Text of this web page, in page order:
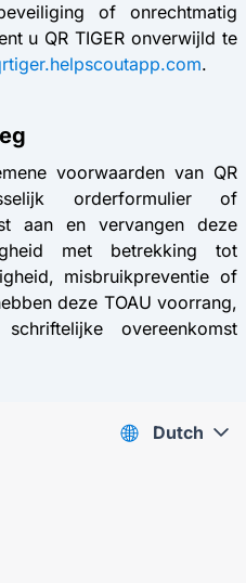
of onrechtmatig
u QR TIGER onverwijld te
.
voorwaarden van QR
orderformulier of
aan en vervangen deze
met betrekking tot
misbruikpreventie of
deze TOAU voorrang,
overeenkomst
Dutch